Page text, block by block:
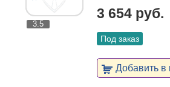
3.5
3 654 руб.
Под заказ
Добавить в